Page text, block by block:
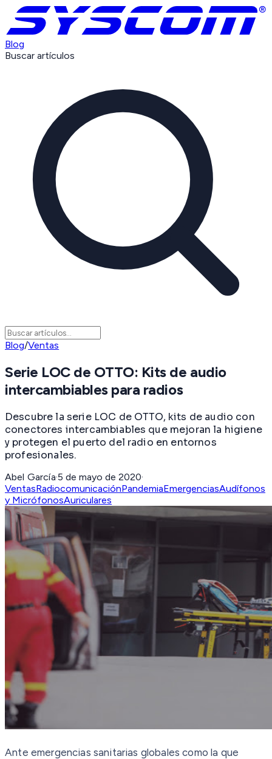
Blog
Buscar artículos
Blog/Ventas
Serie LOC de OTTO: Kits de audio
intercambiables para radios
Descubre la serie LOC de OTTO, kits de audio con
conectores intercambiables que mejoran la higiene
y protegen el puerto del radio en entornos
profesionales.
Abel García·5 de mayo de 2020·
VentasRadiocomunicaciónPandemiaEmergenciasAudífonos
y MicrófonosAuriculares
Ante emergencias sanitarias globales como la que